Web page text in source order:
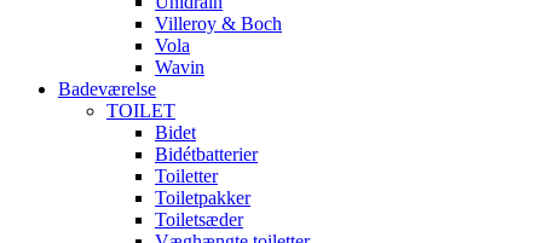
Villeroy & Boch
Vola
Wavin
Badeværelse
TOILET
Bidet
Bidétbatterier
Toiletter
Toiletpakker
Toiletsæder